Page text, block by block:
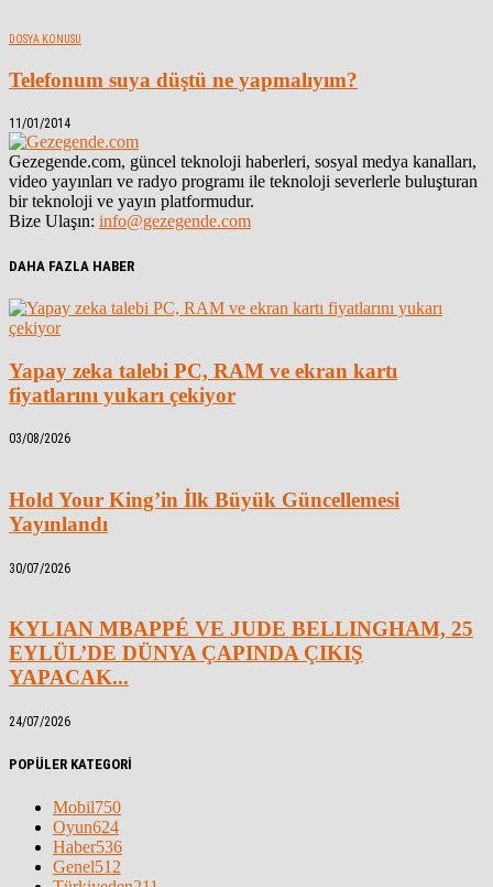
DOSYA KONUSU
Telefonum suya düştü ne yapmalıyım?
11/01/2014
Gezegende.com, güncel teknoloji haberleri, sosyal medya kanalları,
video yayınları ve radyo programı ile teknoloji severlerle buluşturan
bir teknoloji ve yayın platformudur.
Bize Ulaşın: info@gezegende.com
DAHA FAZLA HABER
Yapay zeka talebi PC, RAM ve ekran kartı
fiyatlarını yukarı çekiyor
03/08/2026
Hold Your King’in İlk Büyük Güncellemesi
Yayınlandı
30/07/2026
KYLIAN MBAPPÉ VE JUDE BELLINGHAM, 25
EYLÜL’DE DÜNYA ÇAPINDA ÇIKIŞ
YAPACAK...
24/07/2026
POPÜLER KATEGORİ
Mobil750
Oyun624
Haber536
Genel512